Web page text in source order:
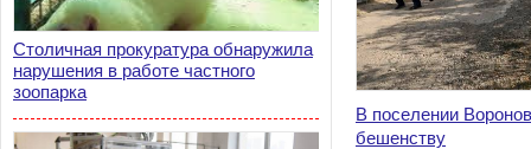
Столичная прокуратура обнаружила
нарушения в работе частного
зоопарка
В поселении
бешенству